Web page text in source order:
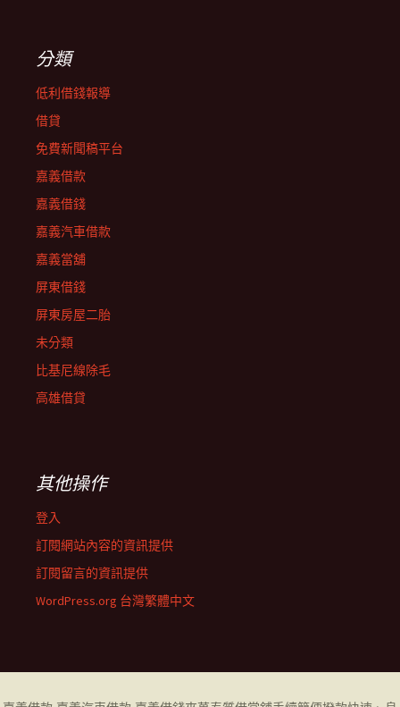
分類
低利借錢報導
借貸
免費新聞稿平台
嘉義借款
嘉義借錢
嘉義汽車借款
嘉義當舖
屏東借錢
屏東房屋二胎
未分類
比基尼線除毛
高雄借貸
其他操作
登入
訂閱網站內容的資訊提供
訂閱留言的資訊提供
WordPress.org 台灣繁體中文